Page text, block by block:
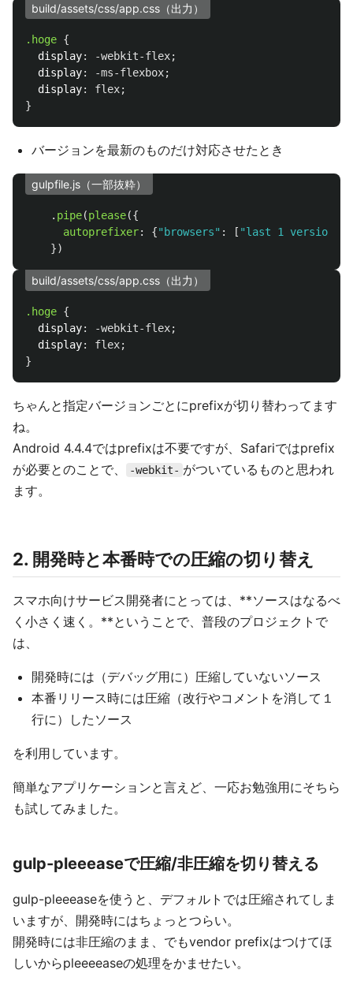
build/assets/css/app.css（出力）
.hoge {
display: -webkit-flex;
display: -ms-flexbox;
display: flex;
}
バージョンを最新のものだけ対応させたとき
gulpfile.js（一部抜粋）
. pipe(please({
autoprefixer: {" browsers" : [ "last 1 versions
})
build/assets/css/app.css（出力）
.hoge {
display: -webkit-flex;
display: flex;
}
ちゃんと指定バージョンごとにprefixが切り替わってます
ね。
Android 4.4.4ではprefixは不要ですが、Safariではprefix
が必要とのことで、
-webkit- がついているものと思われ
ます。
2. 開発時と本番時での圧縮の切り替え
スマホ向けサービス開発者にとっては、**ソースはなるべ
く小さく速く。**ということで、普段のプロジェクトで
は、
開発時には（デバッグ用に）圧縮していないソース
本番リリース時には圧縮（改行やコメントを消して１
行に）したソース
を利用しています。
簡単なアプリケーションと言えど、一応お勉強用にそちら
も試してみました。
gulp-pleeeaseで圧縮/非圧縮を切り替える
gulp-pleeeaseを使うと、デフォルトでは圧縮されてしま
いますが、開発時にはちょっとつらい。
開発時には非圧縮のまま、でもvendor prefixはつけてほ
しいからpleeeeaseの処理をかませたい。